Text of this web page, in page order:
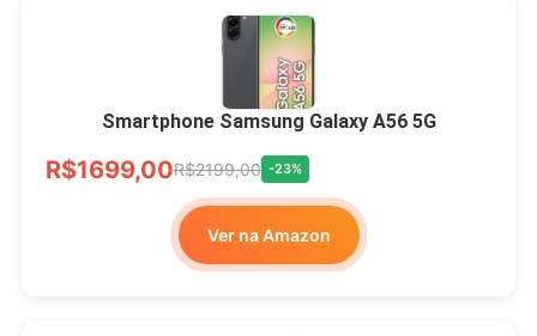
Smartphone Samsung Galaxy A56 5G
R$1699,00R$2199,00 -23%
Ver na Amazon